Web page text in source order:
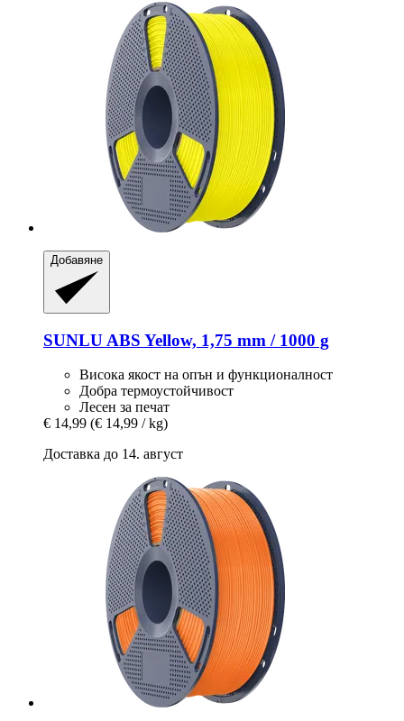
Добавяне
SUNLU ABS Yellow, 1,75 mm / 1000 g
Висока якост на опън и функционалност
Добра термоустойчивост
Лесен за печат
€ 14,99 (€ 14,99 / kg)
Доставка до 14. август